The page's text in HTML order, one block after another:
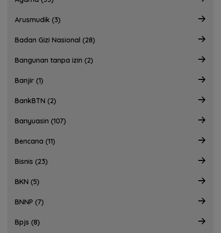
Arusmudik (3)
Badan Gizi Nasional (28)
Bangunan tanpa izin (2)
Banjir (1)
BankBTN (2)
Banyuasin (107)
Bencana (11)
Bisnis (23)
BKN (5)
BNNP (7)
Bpjs (8)